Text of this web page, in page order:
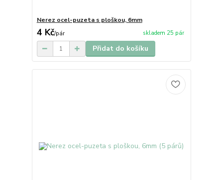
Nerez ocel-puzeta s ploškou, 6mm
4 Kč/pár skladem 25 pár
Přidat do košíku